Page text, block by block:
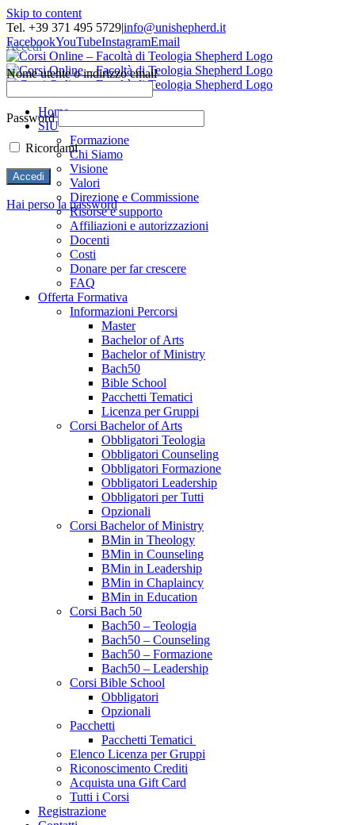
Skip to content
Tel. +39 371 495 5729|info@unishepherd.it
FacebookYouTubeInstagramEmail
Home
SIU
Formazione
Chi Siamo
Visione
Valori
Direzione e Commissione
Risorse e supporto
Affiliazioni e autorizzazioni
Docenti
Costi
Donare per far crescere
FAQ
Offerta Formativa
Informazioni Percorsi
Master
Bachelor of Arts
Bachelor of Ministry
Bach50
Bible School
Pacchetti Tematici
Licenza per Gruppi
Corsi Bachelor of Arts
Obbligatori Teologia
Obbligatori Counseling
Obbligatori Formazione
Obbligatori Leadership
Obbligatori per Tutti
Opzionali
Corsi Bachelor of Ministry
BMin in Theology
BMin in Counseling
BMin in Leadership
BMin in Chaplaincy
BMin in Education
Corsi Bach 50
Bach50 – Teologia
Bach50 – Counseling
Bach50 – Formazione
Bach50 – Leadership
Corsi Bible School
Obbligatori
Opzionali
Pacchetti
Pacchetti Tematici
Elenco Licenza per Gruppi
Riconoscimento Crediti
Acquista una Gift Card
Tutti i Corsi
Registrazione
Accedi
Nome utente o indirizzo email
Password
Ricordami
Hai perso la password